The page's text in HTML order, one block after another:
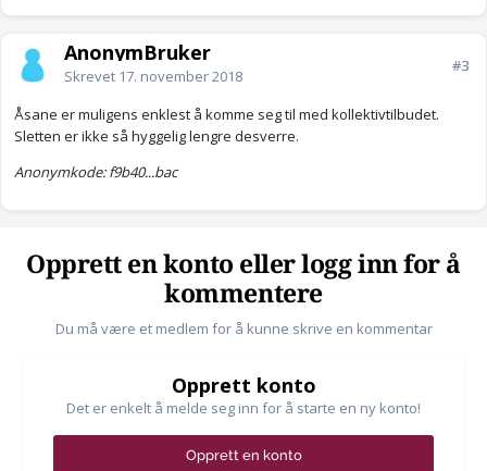
AnonymBruker
Skrevet 17. november 2018
#3
Åsane er muligens enklest å komme seg til med kollektivtilbudet.
Sletten er ikke så hyggelig lengre desverre.
Anonymkode: f9b40...bac
Opprett en konto eller logg inn for å
kommentere
Du må være et medlem for å kunne skrive en kommentar
Opprett konto
Det er enkelt å melde seg inn for å starte en ny konto!
Opprett en konto